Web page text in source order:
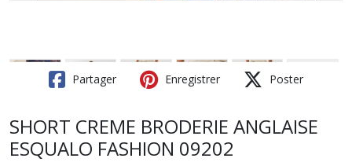
Partager Enregistrer Poster
SHORT CREME BRODERIE ANGLAISE
ESQUALO FASHION 09202